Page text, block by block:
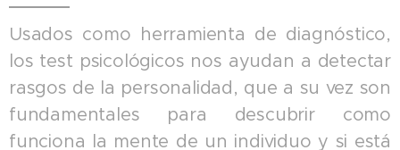
Usados como herramienta de diagnóstico,
los test psicológicos nos ayudan a detectar
rasgos de la personalidad, que a su vez son
fundamentales para descubrir como
funciona la mente de un individuo y si está